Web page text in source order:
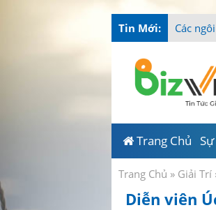
Tin Mới: Tài N_
Trang Chủ
Trang Chủ » Giải Trí
Diễn viên